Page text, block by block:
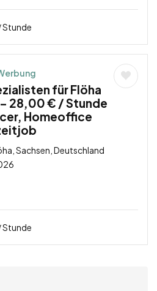
Stunde
für Flöha
28,00 € / Stunde
Homeoffice
Sachsen, Deutschland
Stunde